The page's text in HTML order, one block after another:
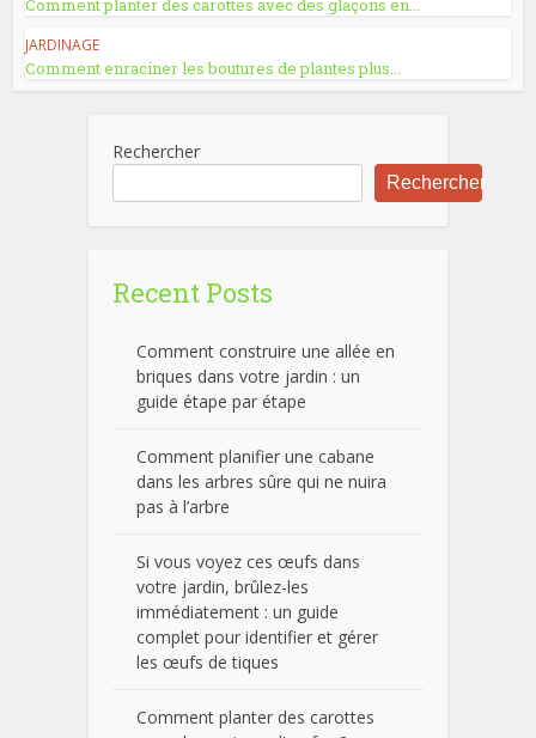
Comment planter des carottes avec des glaçons en...
JARDINAGE
Comment enraciner les boutures de plantes plus...
Rechercher
Rechercher
Recent Posts
Comment construire une allée en
briques dans votre jardin : un
guide étape par étape
Comment planifier une cabane
dans les arbres sûre qui ne nuira
pas à l’arbre
Si vous voyez ces œufs dans
votre jardin, brûlez-les
immédiatement : un guide
complet pour identifier et gérer
les œufs de tiques
Comment planter des carottes